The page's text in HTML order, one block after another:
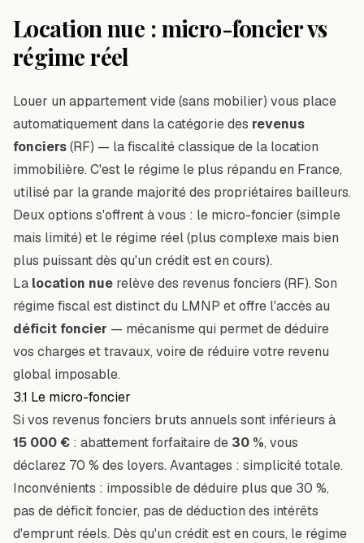
Location nue : micro-foncier vs
régime réel
Louer un appartement vide (sans mobilier) vous place
automatiquement dans la catégorie des revenus
fonciers(RF) — la fiscalité classique de la location
immobilière. C'est le régime le plus répandu en France,
utilisé par la grande majorité des propriétaires bailleurs.
Deux options s'offrent à vous : le micro-foncier (simple
mais limité) et le régime réel (plus complexe mais bien
plus puissant dès qu'un crédit est en cours).
La location nue relève des revenus fonciers (RF). Son
régime fiscal est distinct du LMNP et offre l'accès au
déficit foncier — mécanisme qui permet de déduire
vos charges et travaux, voire de réduire votre revenu
global imposable.
3.1 Le micro-foncier
Si vos revenus fonciers bruts annuels sont inférieurs à
15 000 € : abattement forfaitaire de 30 %, vous
déclarez 70 % des loyers. Avantages : simplicité totale.
Inconvénients : impossible de déduire plus que 30 %,
pas de déficit foncier, pas de déduction des intérêts
d'emprunt réels. Dès qu'un crédit est en cours, le régime